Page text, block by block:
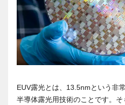
EUV露光とは、13.5nmという非
半導体露光用技術のことです。そ